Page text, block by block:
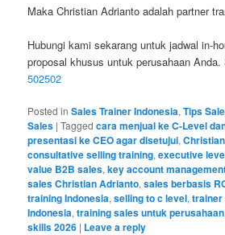
Maka Christian Adrianto adalah partner
Hubungi kami sekarang untuk jadwal in-
proposal khusus untuk perusahaan
502502
Posted in Sales Trainer Indonesia,Tips
Sales |Tagged cara menjual ke C-Level
presentasi ke CEO agar disetujui,
consultative selling training,executive
value B2B sales,key account
sales Christian Adrianto,sales berbasis
training Indonesia,selling to c level,trainer
Indonesia,training sales untuk
skills 2026 | Leave a reply